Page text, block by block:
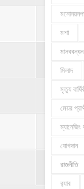
মশা
মানববন্ধন
মিলাদ
মৃত্যু
মেয়র
ম্যানেজিং
যোগদান
রাজনীতি
র‍্যাব